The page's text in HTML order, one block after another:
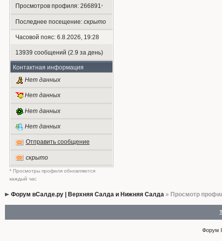
Просмотров профиля: 266891*
Последнее посещение: скрыто
Часовой пояс: 6.8.2026, 19:28
13939 сообщений (2.9 за день)
Контактная информация
Нет данных
Нет данных
Нет данных
Нет данных
Отправить сообщение
скрыто
* Просмотры профиля обновляются
каждый час
Форум вСалде.ру | Верхняя Салда и Нижняя Салда» Просмотр
Форум